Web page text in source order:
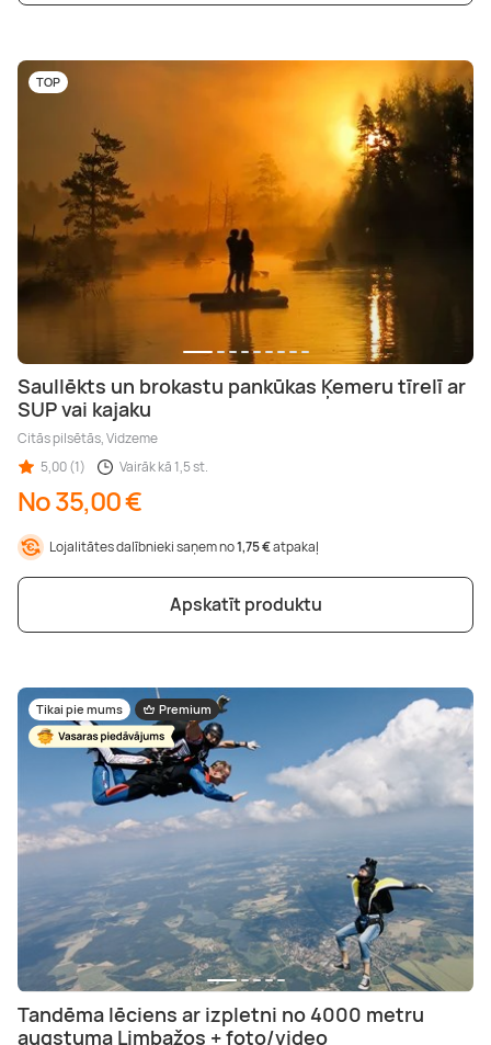
TOP
Saullēkts un brokastu pankūkas Ķemeru tīrelī ar
SUP vai kajaku
Citās pilsētās, Vidzeme
5,00 (1)
Vairāk kā 1,5 st.
No 35,00 €
Lojalitātes dalībnieki saņem no1,75 €atpakaļ
Apskatīt produktu
Tikai pie mums Premium
Tandēma lēciens ar izpletni no 4000 metru
augstuma Limbažos + foto/video